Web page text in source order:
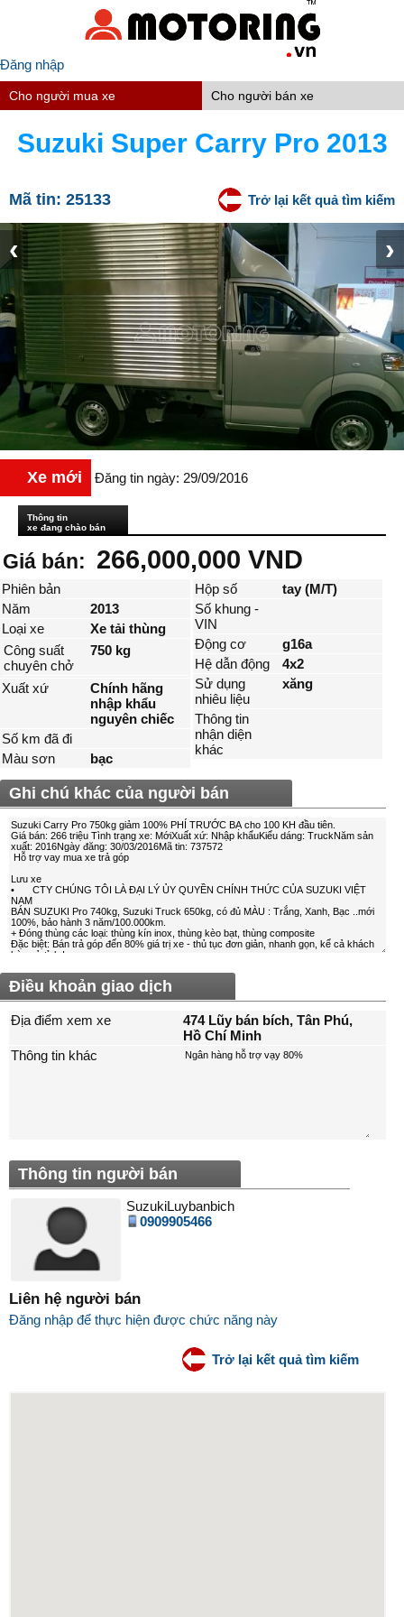
Đăng nhập
Cho người mua xe Cho người bán xe
Suzuki Super Carry Pro 2013
Mã tin: 25133 Trở lại kết quả tìm kiếm
‹ ›
Xe mới Đăng tin ngày: 29/09/2016
Thông tin
xe đang chào bán
Giá bán: 266,000,000 VND
Phiên bản
Năm
2013
Loại xe
Xe tải thùng
Công suất
chuyên chở
750 kg
Xuất xứ
Chính hãng
nhập khẩu
nguyên chiếc
Số km đã đi
Màu sơn
bạc
Hộp số
tay (M/T)
Số khung -
VIN
Động cơ
g16a
Hệ dẫn động
4x2
Sử dụng
nhiêu liệu
xăng
Thông tin
nhận diện
khác
Ghi chú khác của người bán
Điều khoản giao dịch
Địa điểm xem xe
474 Lũy bán bích, Tân Phú,
Hồ Chí Minh
Thông tin khác
Thông tin người bán
SuzukiLuybanbich
0909905466
Liên hệ người bán
Đăng nhập để thực hiện được chức năng này
Trở lại kết quả tìm kiếm